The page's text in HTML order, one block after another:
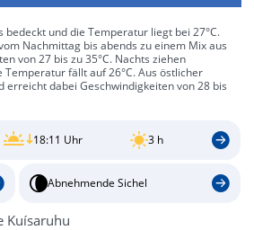
bedeckt und die Temperatur liegt bei 27°C.
Nachmittag bis abends zu einem Mix aus
von 27 bis zu 35°C. Nachts ziehen
fällt auf 26°C. Aus östlicher
erreicht dabei Geschwindigkeiten von 28 bis
18:11 Uhr 3 h
Abnehmende Sichel
Kuísaruhu